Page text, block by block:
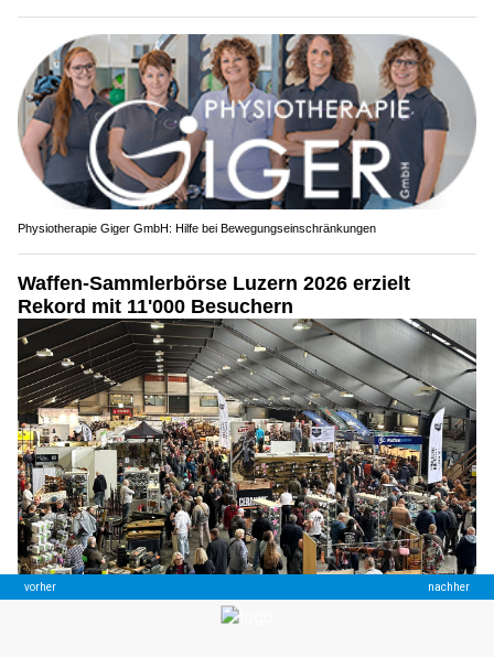
Physiotherapie Giger GmbH: Hilfe bei Bewegungseinschränkungen
Waffen-Sammlerbörse Luzern 2026 erzielt
Rekord mit 11'000 Besuchern